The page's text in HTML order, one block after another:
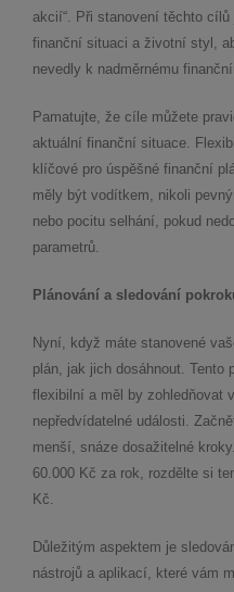
akcií“. Při stanovení těchto
finanční situaci a životní styl,
nevedly k nadměrnému
Pamatujte, že cíle můžete
aktuální finanční situace.
klíčové pro úspěšné finanční
měly být vodítkem, nikoli
nebo pocitu selhání, pokud
parametrů.
Plánování a sledování
Nyní, když máte stanovené
plán, jak jich dosáhnout. Tento
flexibilní a měl by zohledňovat
nepředvídatelné události.
menší, snáze dosažitelné
60.000 Kč za rok, rozdělte si
Kč.
Důležitým aspektem je
nástrojů a aplikací, které vám